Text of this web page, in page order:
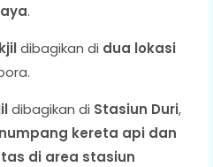
.
dibagikan di dua lokasi
dibagikan di Stasiun Duri,
kereta api dan
di area stasiun